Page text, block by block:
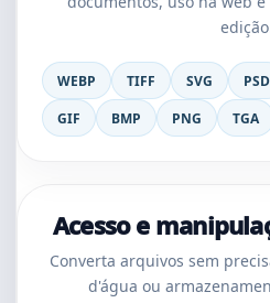
WEBP TIFF SVG PSD
GIF
BMP PNG TGA
Acesso e
Converta arquivos sem
d'água ou